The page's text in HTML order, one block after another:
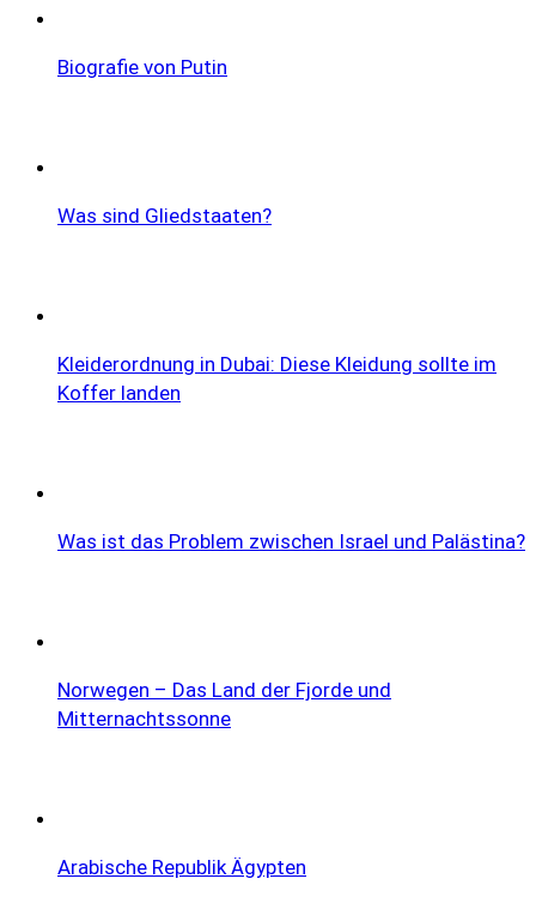
Biografie von Putin
Was sind Gliedstaaten?
Kleiderordnung in Dubai: Diese Kleidung sollte im
Koffer landen
Was ist das Problem zwischen Israel und Palästina?
Norwegen – Das Land der Fjorde und
Mitternachtssonne
Arabische Republik Ägypten